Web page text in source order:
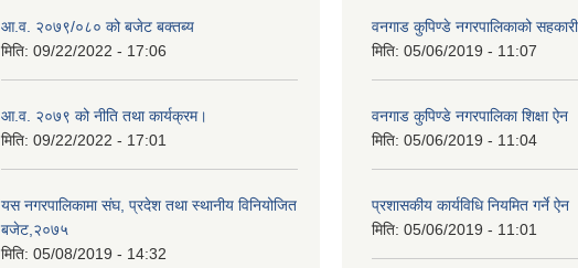
आ.व. २०७९/०८० को बजेट बक्तब्य
मिति: 09/22/2022 - 17:06
आ.व. २०७९ को नीति तथा कार्यक्रम।
मिति: 09/22/2022 - 17:01
यस नगरपालिकामा संघ, प्रदेश तथा स्थानीय विनियोजित
बजेट,२०७५
मिति: 05/08/2019 - 14:32
वनगाड कुपिण्डे नगरपालिकाको
मिति: 05/06/2019 - 11:07
वनगाड कुपिण्डे नगरपालिका शिक्षा ऐन
मिति: 05/06/2019 - 11:04
प्रशासकीय कार्यविधि नियमित गर्ने ऐन
मिति: 05/06/2019 - 11:01